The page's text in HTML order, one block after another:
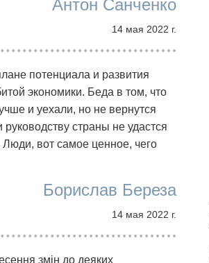
Антон Санченко
14 мая 2022 г.
потенциала и развития
экономики. Беда в том, что
и уехали, но не вернутся
страны не удастся
Люди, вот самое ценное, чего
Борислав Береза
14 мая 2022 г.
змін до деяких